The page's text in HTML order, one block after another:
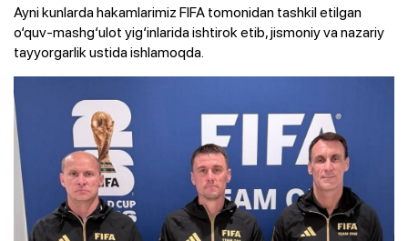
Ayni kunlarda hakamlarimiz FIFA tomonidan tashkil etilgan
o‘quv-mashg‘ulot yig‘inlarida ishtirok etib, jismoniy va nazariy
tayyorgarlik ustida ishlamoqda.